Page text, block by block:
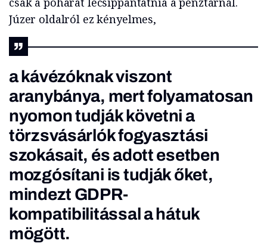
Júzer oldalról ez kényelmes,
a kávézóknak viszont
aranybánya, mert folyamatosan
nyomon tudják követni a
törzsvásárlók fogyasztási
szokásait, és adott esetben
mozgósítani is tudják őket,
mindezt GDPR-
kompatibilitással a hátuk
mögött.